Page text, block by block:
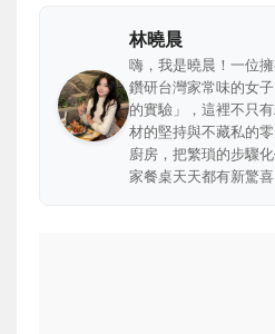
林曉晨
嗨，我是曉晨！一位
鑽研台灣家常味的女
的實驗」，這裡不只
材的堅持與不藏私的
廚房，把繁瑣的步驟
家餐桌天天都有新驚喜